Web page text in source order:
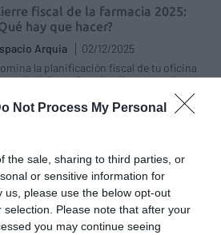
Not Process My Personal
the sale, sharing to third parties, or
or sensitive information for
us, please use the below opt-out
Please note that after your
you may continue seeing
fiscal de la farmacia 2025:
hay que hacer?
Arquia
02/12/2025
la planificación fiscal de tu oficina
el próximo año: simula tu cuota de renta
Gestión 360
27/11/2025
la respuesta a esta duda sobre si se
exigir al vendedor que recurra el pago
impuesto de plusvalía municipal. ¿Te ha